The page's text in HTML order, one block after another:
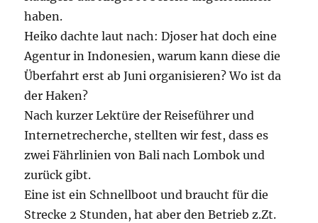
haben.
Heiko dachte laut nach: Djoser hat doch eine
Agentur in Indonesien, warum kann diese die
Überfahrt erst ab Juni organisieren? Wo ist da
der Haken?
Nach kurzer Lektüre der Reiseführer und
Internetrecherche, stellten wir fest, dass es
zwei Fährlinien von Bali nach Lombok und
zurück gibt.
Eine ist ein Schnellboot und braucht für die
Strecke 2 Stunden, hat aber den Betrieb z.Zt.